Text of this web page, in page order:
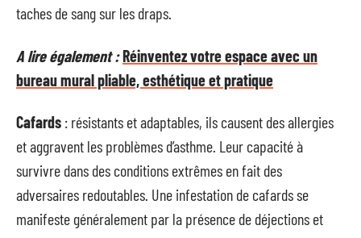
taches de sang sur les draps.
A lire également :Réinventez votre espace avec un
bureau mural pliable, esthétique et pratique
Cafards : résistants et adaptables, ils causent des allergies
et aggravent les problèmes d’asthme. Leur capacité à
survivre dans des conditions extrêmes en fait des
adversaires redoutables. Une infestation de cafards se
manifeste généralement par la présence de déjections et